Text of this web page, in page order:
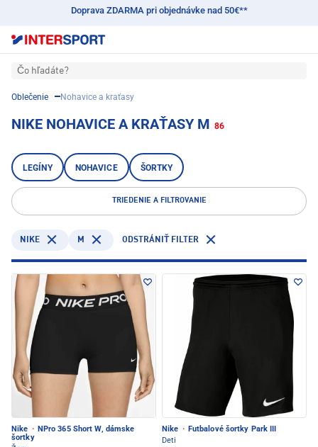
Doprava ZDARMA pri objednávke nad 50€**
Čo hľadáte?
Oblečenie Nohavice a kraťasy
NIKE NOHAVICE A KRAŤASY M 86
LEGÍNY NOHAVICE ŠORTKY
TRIEDENIE A FILTROVANIE
NIKE M ODSTRÁNIŤ FILTER
Nike · NPro 365 Short W, dámske
šortky
Nike · Futbalové šortky Park III
Deti